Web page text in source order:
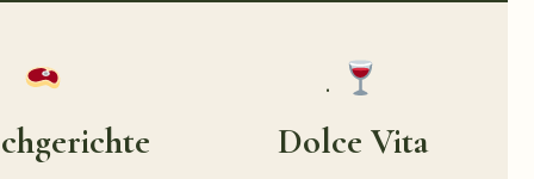
.
Dolce Vita